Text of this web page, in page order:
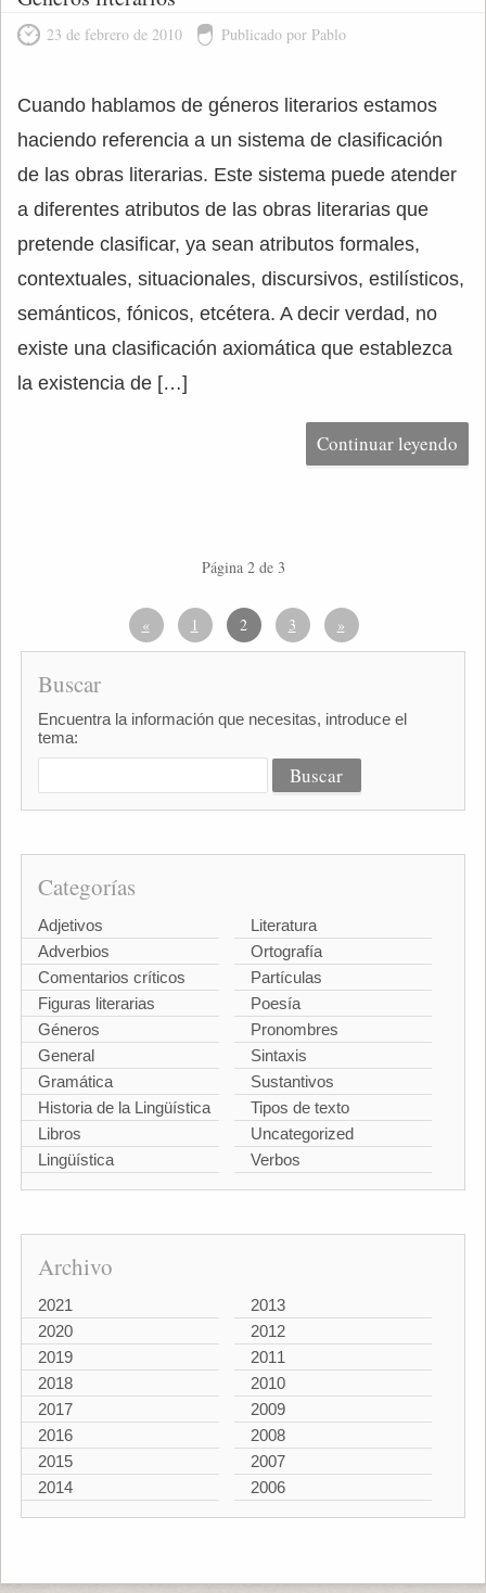
23 de febrero de 2010 Publicado por Pablo
Cuando hablamos de géneros literarios estamos
haciendo referencia a un sistema de clasificación
de las obras literarias. Este sistema puede atender
a diferentes atributos de las obras literarias que
pretende clasificar, ya sean atributos formales,
contextuales, situacionales, discursivos, estilísticos,
semánticos, fónicos, etcétera. A decir verdad, no
existe una clasificación axiomática que establezca
la existencia de […]
Continuar leyendo
Página 2 de 3
« 1 2 3 »
Buscar
Encuentra la información que necesitas, introduce el
tema:
Categorías
Adjetivos
Adverbios
Comentarios críticos
Figuras literarias
Géneros
General
Gramática
Historia de la Lingüística
Libros
Lingüística
Literatura
Ortografía
Partículas
Poesía
Pronombres
Sintaxis
Sustantivos
Tipos de texto
Uncategorized
Verbos
Archivo
2021
2020
2019
2018
2017
2016
2015
2014
2013
2012
2011
2010
2009
2008
2007
2006